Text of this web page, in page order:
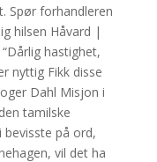
Spør forhandleren
hilsen Håvard |
hastighet,
nyttig Fikk disse
Dahl Misjon i
tamilske
på ord,
vil det ha